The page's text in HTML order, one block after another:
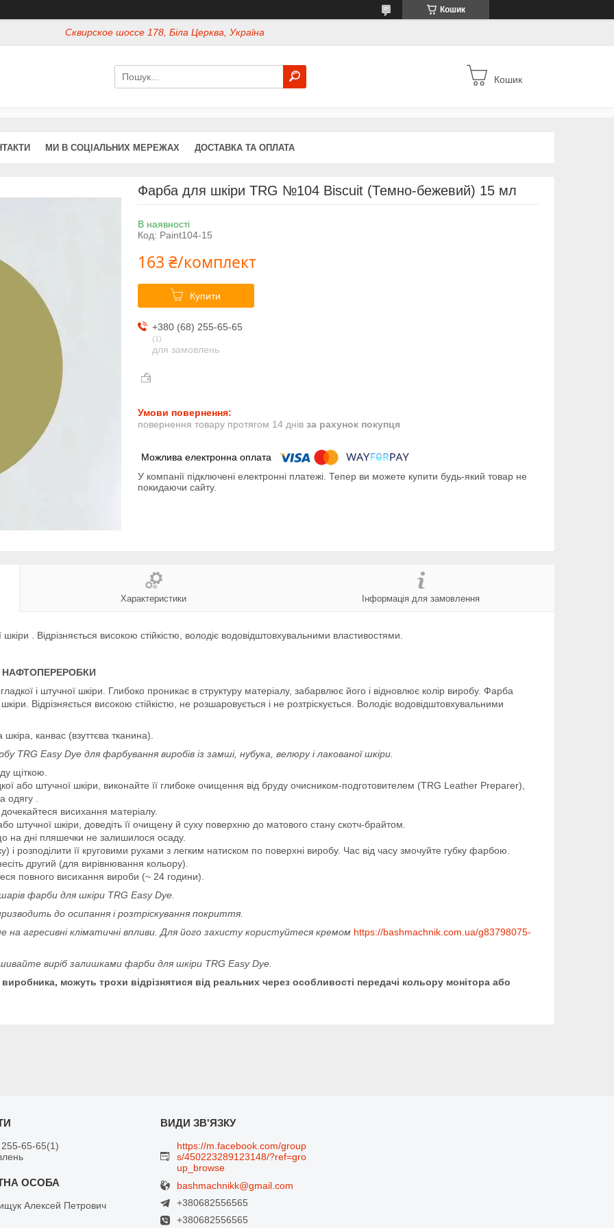
Кошик
Сквирское шоссе 178, Біла Церква, Україна
Кошик
МИ В СОЦІАЛЬНИХ МЕРЕЖАХ ДОСТАВКА ТА ОПЛАТА
Фарба для шкіри TRG №104 Biscuit (Темно-бежевий) 15 мл
В наявності
Код: Paint104-15
163 ₴/комплект
Купити
+380 (68) 255-65-65
1
для замовлень
повернення товару протягом 14 днів за рахунок покупця
У компанії підключені електронні платежі. Тепер ви можете купити будь-який товар не
покидаючи сайту.
Характеристики Інформація для замовлення
. Відрізняється високою стійкістю, володіє водовідштовхувальними властивостями.
НАФТОПЕРЕРОБКИ
і штучної шкіри. Глибоко проникає в структуру матеріалу, забарвлює його і відновлює колір виробу. Фарба
Відрізняється високою стійкістю, не розшаровується і не розтріскується. Володіє водовідштовхувальними
канвас (взуттєва тканина).
TRG Easy Dye для фарбування виробів із замші, нубука, велюру і лакованої шкіри.
щіткою.
або штучної шкіри, виконайте її глибоке очищення від бруду очисником-подготовителем (TRG Leather Preparer),
одягу .
висихання матеріалу.
штучної шкіри, доведіть її очищену й суху поверхню до матового стану скотч-брайтом.
на дні пляшечки не залишилося осаду.
розподілити її круговими рухами з легким натиском по поверхні виробу. Час від часу змочуйте губку фарбою.
другий (для вирівнювання кольору).
повного висихання вироби (~ 24 години).
фарби для шкіри TRG Easy Dye.
до осипання і розтріскування покриття.
агресивні кліматичні впливи. Для його захисту користуйтеся кремом https://bashmachnik.com.ua/g83798075-
виріб залишками фарби для шкіри TRG Easy Dye.
можуть трохи відрізнятися від реальних через особливості передачі кольору монітора або
65-65 1
Алексей Петрович
https://m.facebook.com/group
s/450223289123148/?ref=gro
up_browse
bashmachnikk@gmail.com
+380682556565
+380682556565